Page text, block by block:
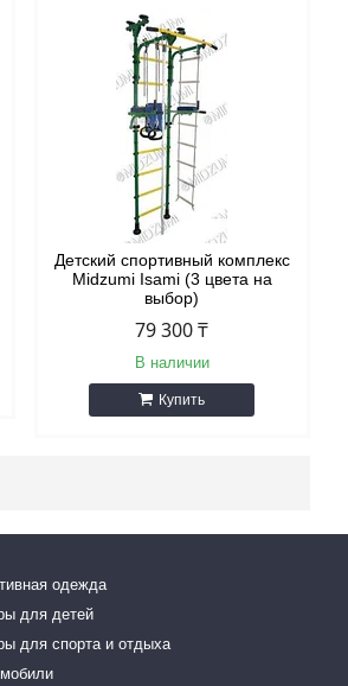
Детский спортивный комплекс
Midzumi Isami (3 цвета на
выбор)
79 300 ₸
В наличии
Купить
одежда
для детей
для спорта и отдыха